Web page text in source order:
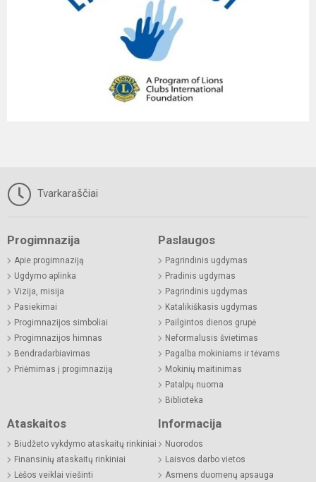
Tvarkaraščiai
Progimnazija
Apie progimnaziją
Ugdymo aplinka
Vizija, misija
Pasiekimai
Progimnazijos simboliai
Progimnazijos himnas
Bendradarbiavimas
Priėmimas į progimnaziją
Paslaugos
Pagrindinis ugdymas
Pradinis ugdymas
Pagrindinis ugdymas
Katalikiškasis ugdymas
Pailgintos dienos grupė
Neformalusis švietimas
Pagalba mokiniams ir tėvams
Mokinių maitinimas
Patalpų nuoma
Biblioteka
Ataskaitos
Biudžeto vykdymo ataskaitų rinkiniai
Finansinių ataskaitų rinkiniai
Lėšos veiklai viešinti
Informacija
Nuorodos
Laisvos darbo vietos
Asmens duomenų apsauga